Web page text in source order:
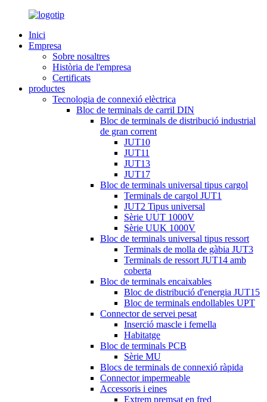
Inici
Empresa
Sobre nosaltres
Història de l'empresa
Certificats
productes
Tecnologia de connexió elèctrica
Bloc de terminals de carril DIN
Bloc de terminals de distribució industrial
de gran corrent
JUT10
JUT11
JUT13
JUT17
Bloc de terminals universal tipus cargol
Terminals de cargol JUT1
JUT2 Tipus universal
Sèrie UUT 1000V
Sèrie UUK 1000V
Bloc de terminals universal tipus ressort
Terminals de molla de gàbia JUT3
Terminals de ressort JUT14 amb
coberta
Bloc de terminals encaixables
Bloc de distribució d'energia JUT15
Bloc de terminals endollables UPT
Connector de servei pesat
Inserció mascle i femella
Habitatge
Bloc de terminals PCB
Sèrie MU
Blocs de terminals de connexió ràpida
Connector impermeable
Accessoris i eines
Extrem premsat en fred